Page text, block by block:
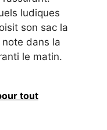
ludiques
son sac la
dans la
le matin.
tout